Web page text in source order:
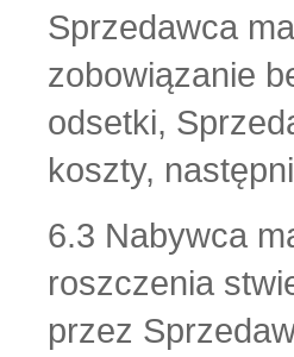
Sprzedawca
zobowiązanie
odsetki,
koszty,
6.3 Nabywca
roszczenia
przez